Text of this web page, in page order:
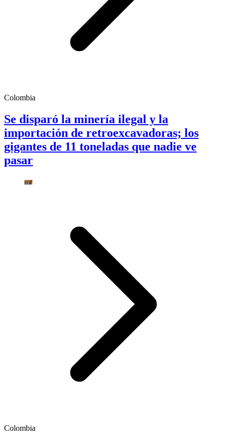
Colombia
Se disparó la minería ilegal y la
importación de retroexcavadoras; los
gigantes de 11 toneladas que nadie ve
pasar
Colombia